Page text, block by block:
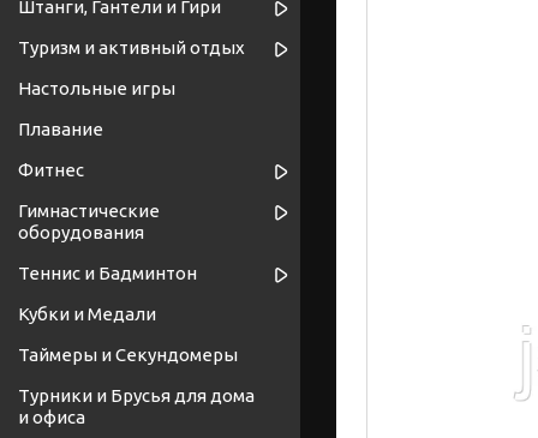
Штанги, Гантели и Гири
Туризм и активный отдых
Настольные игры
Плавание
Фитнес
Гимнастические
оборудования
Теннис и Бадминтон
Кубки и Медали
Таймеры и Секундомеры
Турники и Брусья для дома
и офиса